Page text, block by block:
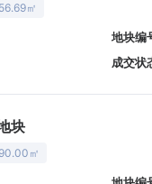
㎡
地块编
成交状
块
㎡